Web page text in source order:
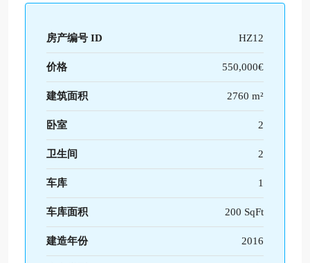
房产编号 ID HZ12
价格 550,000€
建筑面积 2760 m²
卧室 2
卫生间 2
车库 1
车库面积 200 SqFt
建造年份 2016